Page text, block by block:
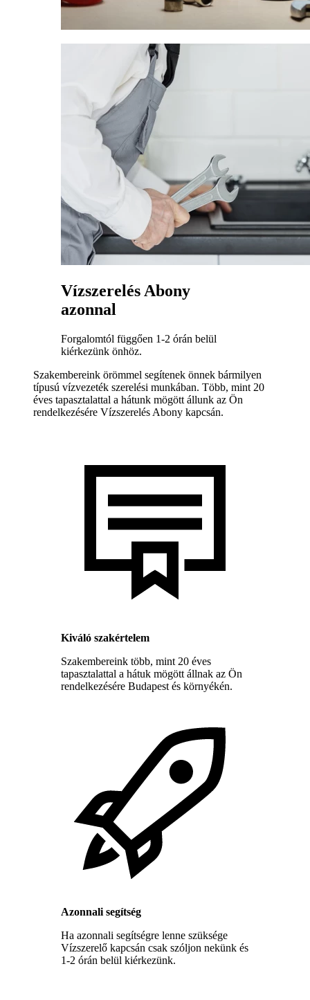
Vízszerelés Abony
azonnal
Forgalomtól függően 1-2 órán belül
kiérkezünk önhöz.
Szakembereink örömmel segítenek önnek bármilyen
típusú vízvezeték szerelési munkában. Több, mint 20
éves tapasztalattal a hátunk mögött állunk az Ön
rendelkezésére Vízszerelés Abony kapcsán.
Kiváló szakértelem
Szakembereink több, mint 20 éves
tapasztalattal a hátuk mögött állnak az Ön
rendelkezésére Budapest és környékén.
Azonnali segítség
Ha azonnali segítségre lenne szüksége
Vízszerelő kapcsán csak szóljon nekünk és
1-2 órán belül kiérkezünk.